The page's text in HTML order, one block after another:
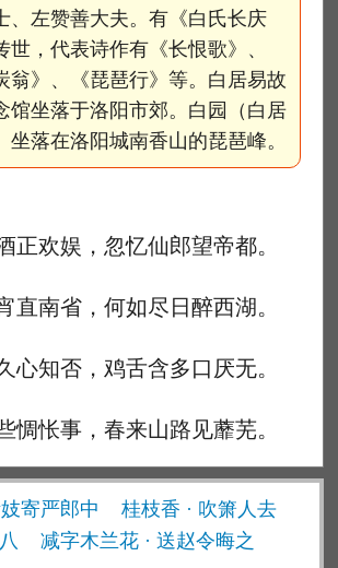
、左赞善大夫。有《白氏长庆
世，代表诗作有《长恨歌》、
翁》、《琵琶行》等。白居易故
馆坐落于洛阳市郊。白园（白居
坐落在洛阳城南香山的琵琶峰。
欢娱，忽忆仙郎望帝都。
南省，何如尽日醉西湖。
知否，鸡舌含多口厌无。
怅事，春来山路见蘼芜。
寄严郎中
桂枝香 · 吹箫人去
减字木兰花 · 送赵令晦之